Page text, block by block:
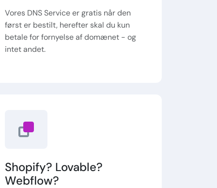
Vores DNS Service er gratis når den
først er bestilt, herefter skal du kun
betale for fornyelse af domænet - og
intet andet.
Shopify? Lovable?
Webflow?